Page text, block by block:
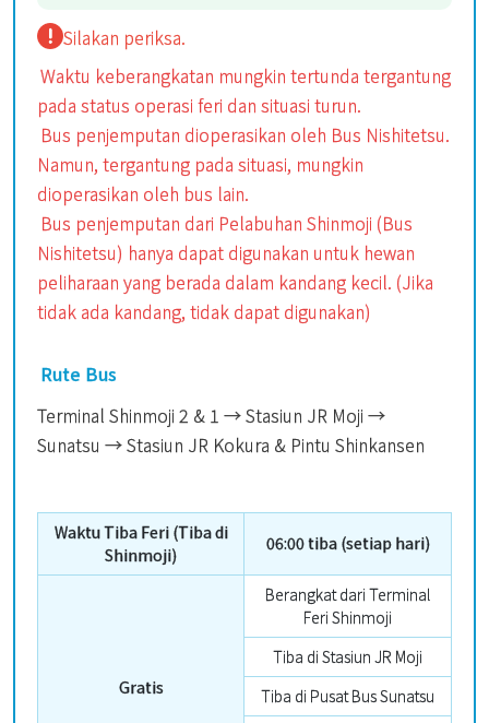
Silakan periksa.
Waktu keberangkatan mungkin tertunda tergantung
pada status operasi feri dan situasi turun.
Bus penjemputan dioperasikan oleh Bus Nishitetsu.
Namun, tergantung pada situasi, mungkin
dioperasikan oleh bus lain.
Bus penjemputan dari Pelabuhan Shinmoji (Bus
Nishitetsu) hanya dapat digunakan untuk hewan
peliharaan yang berada dalam kandang kecil. (Jika
tidak ada kandang, tidak dapat digunakan)
Rute Bus
Terminal Shinmoji 2 & 1 → Stasiun JR Moji →
Sunatsu → Stasiun JR Kokura & Pintu Shinkansen
Waktu Tiba Feri (Tiba di
Shinmoji)
06:00 tiba (setiap hari)
Gratis
Berangkat dari Terminal
Feri Shinmoji
Tiba di Stasiun JR Moji
Tiba di Pusat Bus Sunatsu